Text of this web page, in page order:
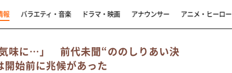
報 バラエティ・音楽 ドラマ・映画 アナウンサー アニメ・ヒーロー
味に…」 前代未聞“ののしりあい決
始前に兆候があった